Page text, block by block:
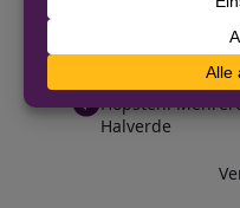
VORHERIGER
Hopsten:
Halverde